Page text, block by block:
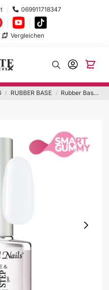
069911718347
Vergleichen
/ RUBBER BASE / Rubber Base Milky White 8ml Hema Free